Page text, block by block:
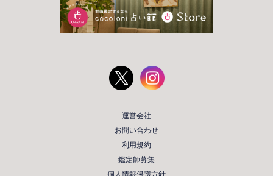
運営会社
お問い合わせ
利用規約
鑑定師募集
個人情報保護方針